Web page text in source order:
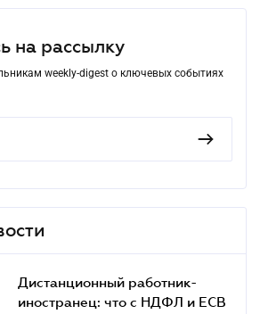
на рассылку
weekly-digest о ключевых событиях
Дистанционный работник-
иностранец: что с НДФЛ и ЕСВ